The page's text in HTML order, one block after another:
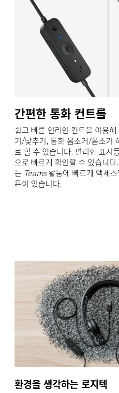
간편한 통화 컨트롤
쉽고 빠른 인라인 컨트을 이용
기/낮추기, 통화 음소거/음소거
로 할 수 있습니다. 편리한 표시
으로 빠르게 확인할 수 있습니다.
는 Teams활동에 빠르게 액세
튼이 있습니다.
환경을 생각하는 로지텍